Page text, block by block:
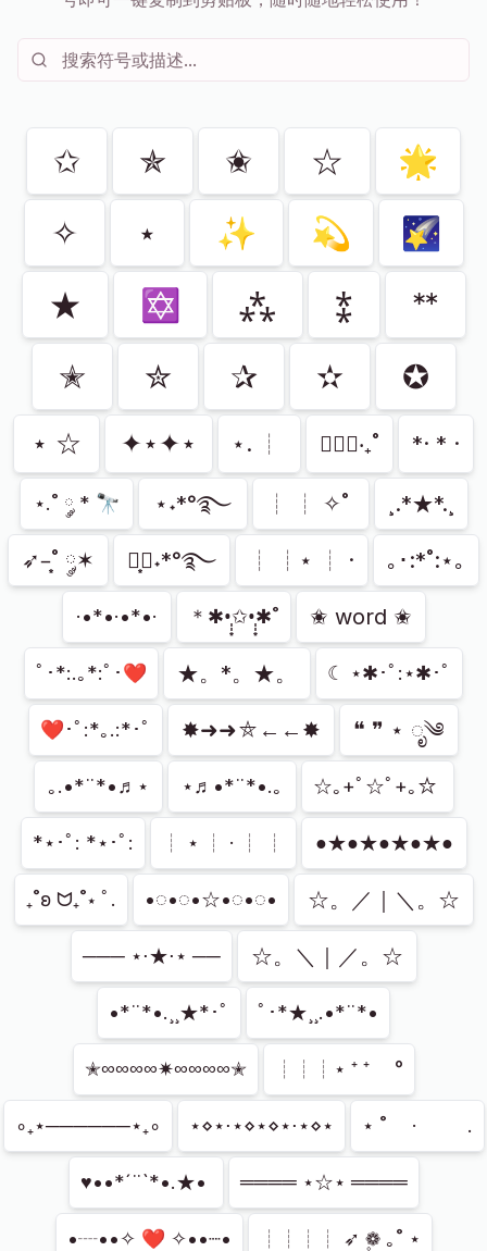
✩ ✯ ✬ ☆
🌟
✧
⋆ ✨ 💫
🌠
★
✡ ⁂ ⁑
ᕯ
✭
✮ ✰ ✫ ✪
⋆ ☆ ✦⋆✦⋆ ⋆. ┊ ⁭ ✱ੈ✩‧₊˚ *· * ·
⋆.˚ ༘ * 🔭 ⋆˖*°࿐ ┊ ┊ ✧˚ ⁭ ¸.*★*.¸⁭
➶–͙˚ ༘✶ ┊͙⋆˖*°࿐ ┊ ┊⋆ ┊ · ｡･:*˚:⋆｡
·•*•·•*•· ＊✱•̩̩͙✩•̩̩͙✱˚ ✬ word ✬
ﾟ･*:.｡*:ﾟ･❤ ★。*。★。 ☾ ⋆✱･ﾟ:⋆✱･ﾟ
❤･ﾟ:*｡.:*･ﾟ ✸➜➜⛤←←✸ ❝ ❞ ⋆ ೃ༄
｡.•*¨*•♬⋆ ⋆♬•*¨*•.｡ ☆｡+ﾟ☆ﾟ+｡☆ ⁭
*⋆･ﾟ: *⋆･ﾟ: ┊ ⋆ ┊ · ┊ ┊ ●★●★●★●★●⁭
₊˚ʚ ᗢ₊˚⋆ ﾟ. •◌•◌•☆•◌•◌• ☆。／｜＼。☆
─── ⋆⋅★⋅⋆ ── ☆。＼｜／。☆
•*¨*•.¸¸★*･ﾟ ﾟ･*★¸¸.•*¨*•
✭∞∞∞∞✷∞∞∞∞✭ ┊┊┊⋆ ⁺ ⁺ 　°
∘₊⋆──────⋆₊∘ ⋆⋄⋆⋅⋆⋄⋆⋄⋆⋅⋆⋄⋆ ⋆ ˚ 　· 　　 .
♥••*´¨`*•.★• ⁭ ════ ⋆☆⋆ ════
•┈••✧ ❤ ✧••┈• ┊┊┊┊ ➶ ❁۪ ｡˚ ⋆